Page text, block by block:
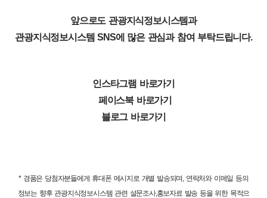
앞으로도 관광지식정보시스템과
관광지식정보시스템 SNS에 많은 관심과 참여 부탁드립니다.
인스타그램 바로가기
페이스북 바로가기
블로그 바로가기
* 경품은 당첨자분들에게 휴대폰 메시지로 개별 발송되며, 연락처와 이메일 등의
정보는 향후 관광지식정보시스템 관련 설문조사,홍보자료 발송 등을 위한 목적으